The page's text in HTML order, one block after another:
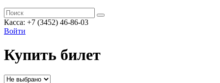
Касса: +7 (3452) 46-86-03
Войти
Купить билет